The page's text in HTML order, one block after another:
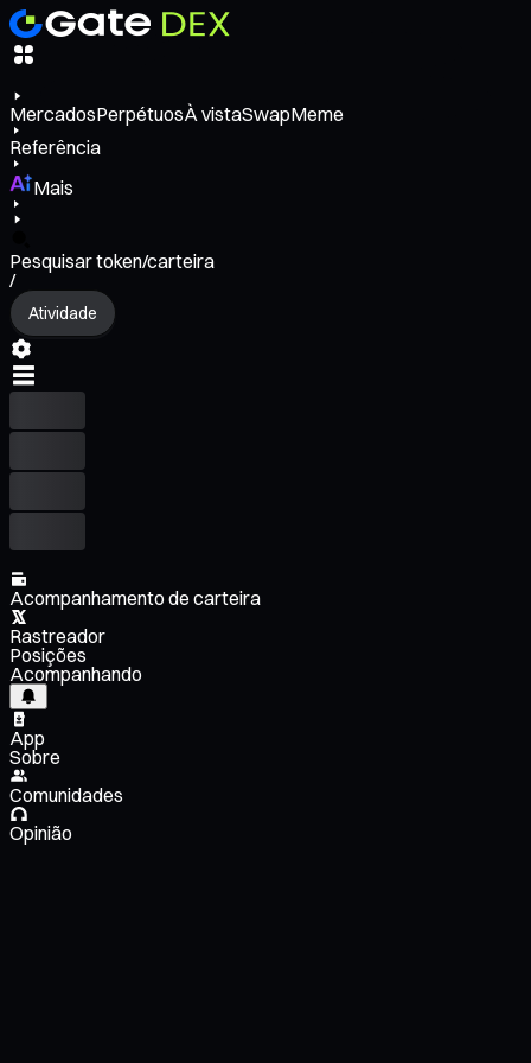
MercadosPerpétuosÀ vistaSwapMeme
Referência
Mais
Pesquisar token/carteira
/
Atividade
Acompanhamento de carteira
Rastreador
Posições
Acompanhando
App
Sobre
Comunidades
Opinião